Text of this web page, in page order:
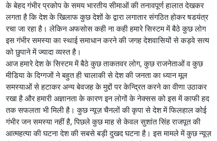
के बेहद गंभीर प्रकोप के समय भारतीय सीमाओं की तनावपूर्ण हालात देखकर
लगता है कि देश के खिलाफ कुछ देशों के द्वारा लगातार संगठित होकर षडयंत्र
रचा जा रहा है। लेकिन अफसोस कही ना कही हमारे सिस्टम में बैठे कुछ लोग
इस गंभीर समस्या का स्थाई समाधान करने की जगह देशवासियों से कड़वे सत्य
को छुपाने में ज्यादा व्यस्त है।
आज हमारे देश के सिस्टम में बैठे कुछ ताकतवर लोग, कुछ राजनेताओं व कुछ
मीडिया के दिग्गजों ने बहुत ही चालाकी से देश की जनता का ध्यान मूल
समस्याओं से हटाकर अन्य बेवजह के मुद्दों पर केन्द्रित करने का वीणा उठाकर
रखा है और हमारी अज्ञानता के कारण इन लोगों के नेक्सस को इस में काफी हद
तक सफलता भी मिली है। कुछ न्यूज़ चैनलों की कृपा से देश में फिलहाल कोई
गंभीर जन समस्या नहीं है, पिछले कुछ माह से केवल सुशांत सिंह राजपूत की
आत्महत्या की घटना देश की सबसे बड़ी दुखद घटना है। इस मामले में कुछ न्यूज़